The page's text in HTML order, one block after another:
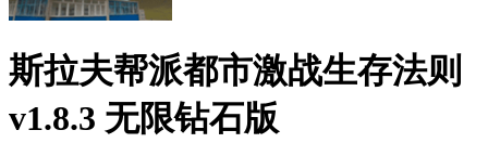
斯拉夫帮派都市激战生存法则
v1.8.3 无限钻石版